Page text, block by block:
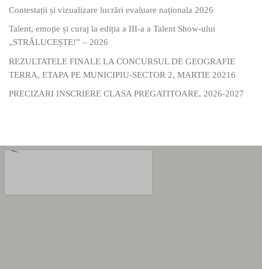
Contestații și vizualizare lucrări evaluare naționala 2026
Talent, emoție și curaj la ediția a III-a a Talent Show-ului
„STRĂLUCEȘTE!” – 2026
REZULTATELE FINALE LA CONCURSUL DE GEOGRAFIE
TERRA, ETAPA PE MUNICIPIU-SECTOR 2, MARTIE 20216
PRECIZARI INSCRIERE CLASA PREGATITOARE, 2026-2027